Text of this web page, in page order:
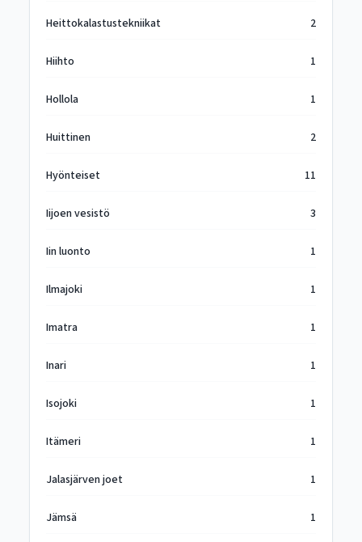
Heittokalastustekniikat 2
Hiihto 1
Hollola 1
Huittinen 2
Hyönteiset 11
Iijoen vesistö 3
Iin luonto 1
Ilmajoki 1
Imatra 1
Inari 1
Isojoki 1
Itämeri 1
Jalasjärven joet 1
Jämsä 1